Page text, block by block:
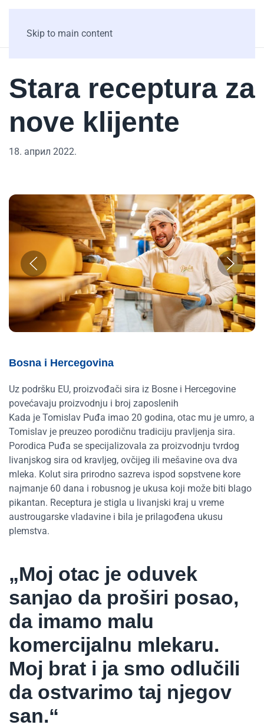
Skip to main content
Stara receptura za
nove klijente
18. април 2022.
Bosna i Hercegovina
Uz podršku EU, proizvođači sira iz Bosne i Hercegovine
povećavaju proizvodnju i broj zaposlenih
Kada je Tomislav Puđa imao 20 godina, otac mu je umro, a
Tomislav je preuzeo porodičnu tradiciju pravljenja sira.
Porodica Puđa se specijalizovala za proizvodnju tvrdog
livanjskog sira od kravljeg, ovčijeg ili mešavine ova dva
mleka. Kolut sira prirodno sazreva ispod sopstvene kore
najmanje 60 dana i robusnog je ukusa koji može biti blago
pikantan. Receptura je stigla u livanjski kraj u vreme
austrougarske vladavine i bila je prilagođena ukusu
plemstva.
„Moj otac je oduvek
sanjao da proširi posao,
da imamo malu
komercijalnu mlekaru.
Moj brat i ja smo odlučili
da ostvarimo taj njegov
san.“